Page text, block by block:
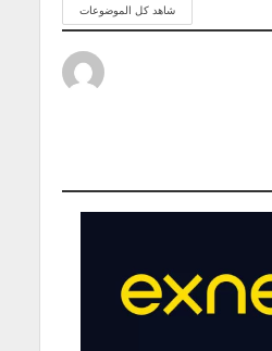
شاهد كل الموضوعات